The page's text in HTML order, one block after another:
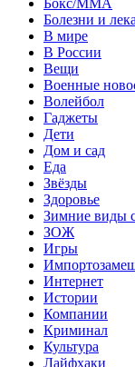
Болезни и
В мире
В России
Вещи
Военные
Волейбол
Гаджеты
Дети
Дом и сад
Еда
Звёзды
Здоровье
Зимние виды
ЗОЖ
Игры
Интернет
Истории
Компании
Криминал
Культура
Лайфхаки